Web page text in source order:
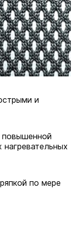
фиксировать
фиксировать
и
повышенной
по мере